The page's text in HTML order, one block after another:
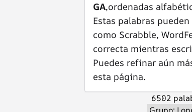
GA,ordenadas
Estas palabras
como Scrabble,
correcta mientras
Puedes refinar aún
esta página.
6502